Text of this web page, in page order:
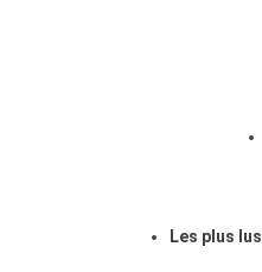
Les plus lus